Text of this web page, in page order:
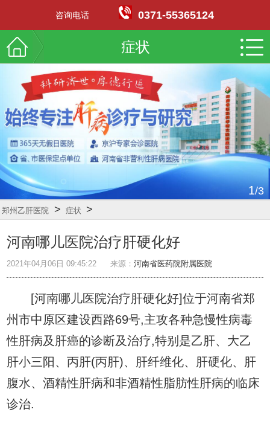
症状
2/3
郑州乙肝医院 > 症状 >
河南哪儿医院治疗肝硬化好
2021年04月06日 09:45:22 来源：河南省医药院附属医院
[河南哪儿医院治疗肝硬化好]位于河南省郑
州市中原区建设西路69号,主攻各种急慢性病毒
性肝病及肝癌的诊断及治疗,特别是乙肝、大乙
肝小三阳、丙肝(丙肝)、肝纤维化、肝硬化、肝
腹水、酒精性肝病和非酒精性脂肪性肝病的临床
诊治.
咨询电话 0371-55365124